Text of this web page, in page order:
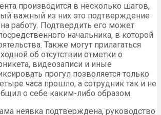
производится в несколько шагов,
важный из них это подтверждение
работу. Подтвердить его может
начальника, в которой
Также могут прилагаться
об отсутствии отметки о
видеозаписи и иные
прогул позволяется только
часа прошло, а сотрудник так и не
о себе каким-либо образом.
неявка подтверждена, руководство